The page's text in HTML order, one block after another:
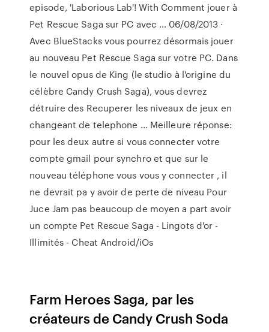
episode, 'Laborious Lab'! With Comment jouer à
Pet Rescue Saga sur PC avec … 06/08/2013 ·
Avec BlueStacks vous pourrez désormais jouer
au nouveau Pet Rescue Saga sur votre PC. Dans
le nouvel opus de King (le studio à l'origine du
célèbre Candy Crush Saga), vous devrez
détruire des Recuperer les niveaux de jeux en
changeant de telephone ... Meilleure réponse:
pour les deux autre si vous connecter votre
compte gmail pour synchro et que sur le
nouveau téléphone vous vous y connecter , il
ne devrait pa y avoir de perte de niveau Pour
Juce Jam pas beaucoup de moyen a part avoir
un compte Pet Rescue Saga - Lingots d'or -
Illimités - Cheat Android/iOs
‎Farm Heroes Saga, par les
créateurs de Candy Crush Soda